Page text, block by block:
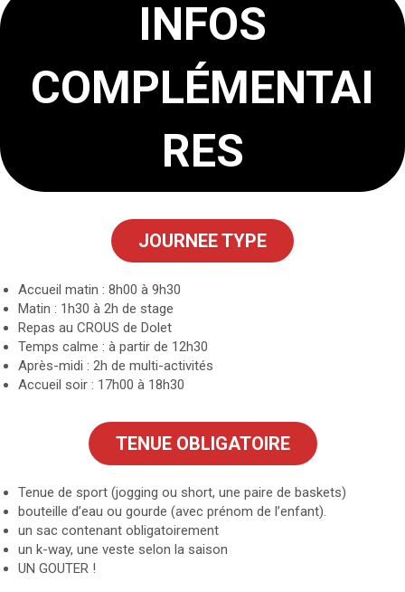
INFOS
COMPLÉMENTAI
RES
JOURNEE TYPE
Accueil matin : 8h00 à 9h30
Matin : 1h30 à 2h de stage
Repas au CROUS de Dolet
Temps calme : à partir de 12h30
Après-midi : 2h de multi-activités
Accueil soir : 17h00 à 18h30
TENUE OBLIGATOIRE
Tenue de sport (jogging ou short, une paire de baskets)
bouteille d’eau ou gourde (avec prénom de l’enfant).
un sac contenant obligatoirement
un k-way, une veste selon la saison
UN GOUTER !